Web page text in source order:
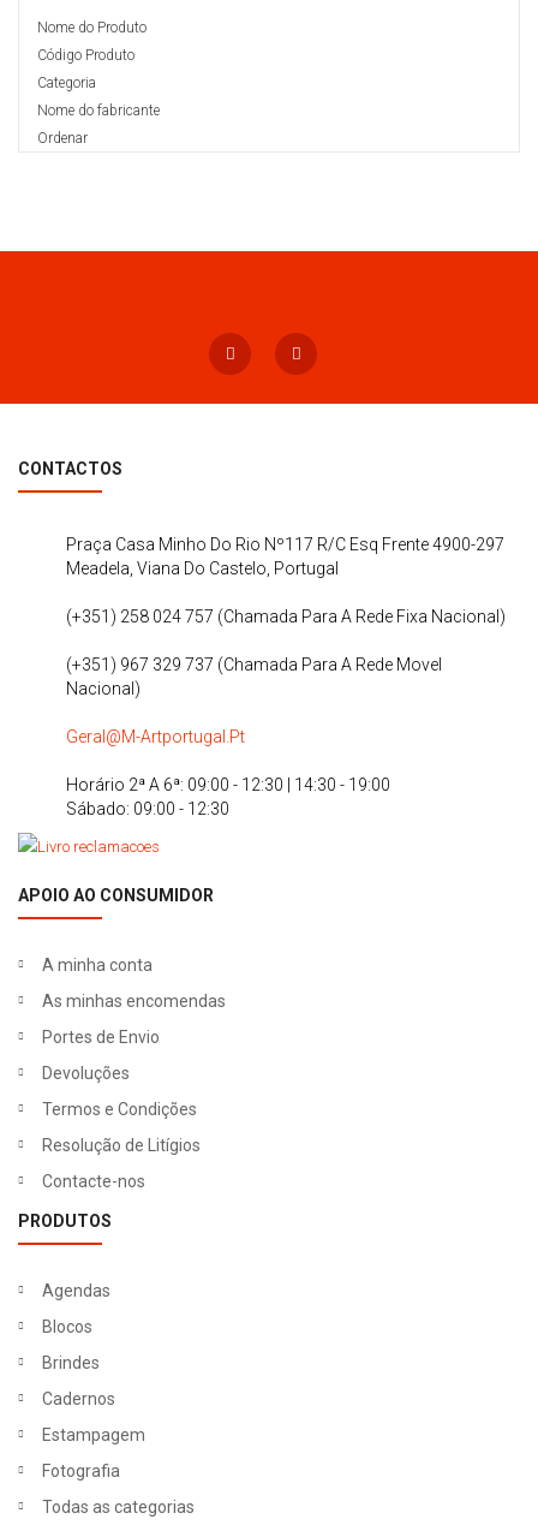
Nome do Produto
Código Produto
Categoria
Nome do fabricante
Ordenar
CONTACTOS
Praça Casa Minho Do Rio Nº117 R/C Esq Frente 4900-297
Meadela, Viana Do Castelo, Portugal
(+351) 258 024 757 (Chamada Para A Rede Fixa Nacional)
(+351) 967 329 737 (Chamada Para A Rede Movel
Nacional)
Geral@m-Artportugal.pt
Horário 2ª A 6ª: 09:00 - 12:30 | 14:30 - 19:00
Sábado: 09:00 - 12:30
APOIO AO CONSUMIDOR
A minha conta
As minhas encomendas
Portes de Envio
Devoluções
Termos e Condições
Resolução de Litígios
Contacte-nos
PRODUTOS
Agendas
Blocos
Brindes
Cadernos
Estampagem
Fotografia
Todas as categorias